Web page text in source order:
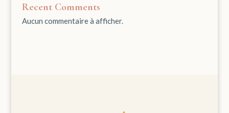
Recent Comments
Aucun commentaire à afficher.